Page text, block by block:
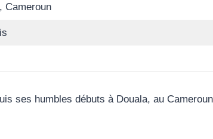
Cameroun
ses humbles débuts à Douala, au